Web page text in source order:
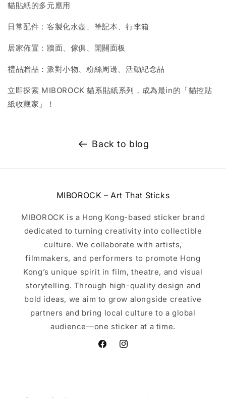
貓貼紙的多元應用
日常配件：客製化水壺、筆記本、行李箱
居家佈置：牆面、傢俱、開關面板
禮品贈品：派對小物、粉絲周邊、活動紀念品
立即探索 MIBOROCK 貓系貼紙系列，成為最in的「貓控貼
紙收藏家」！
Back to blog
MIBOROCK – Art That Sticks
MIBOROCK is a Hong Kong-based sticker brand
dedicated to turning creativity into collectible
culture. We collaborate with artists,
filmmakers, and performers to promote Hong
Kong’s unique spirit in film, theatre, and visual
storytelling. Through high-quality design and
bold ideas, we aim to grow alongside creative
partners and bring local culture to a global
audience—one sticker at a time.
FacebookInstagram